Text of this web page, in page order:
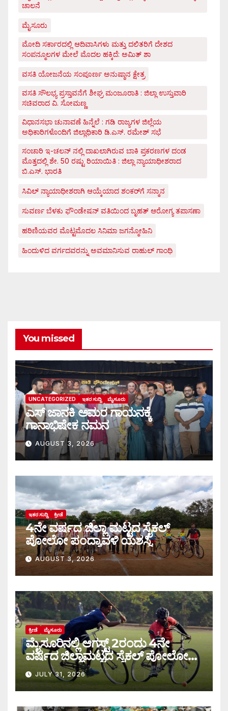
ಚಾಲನೆ
ಮೈಸೂರು
ಮೋದಿ ಸರ್ಕಾರದಲ್ಲಿ ಆದಿವಾಸಿಗಳು ಮತ್ತು ದಲಿತರಿಗೆ ದೇಶದ
ಸಂಪನ್ಮೂಲಗಳ ಮೇಲೆ ಮೊದಲ ಹಕ್ಕಿದೆ: ಅಮಿತ್ ಶಾ
ವಸತಿ ಯೋಜನೆಯ ಸಂಪೂರ್ಣ ಅನುಷ್ಠಾನ ಕ್ಷೇತ್ರ
ವಸತಿ ಸೌಲಭ್ಯ ಪ್ರಸ್ತಾವನೆಗೆ ಶೀಘ್ರ ಮಂಜೂರಾತಿ : ಜಿಲ್ಲಾ ಉಸ್ತುವಾರಿ
ಸಚಿವರಾದ ವಿ. ಸೋಮಣ್ಣ
ವಿಧಾನಸಭಾ ಚುನಾವಣೆ ಹಿನ್ನೆಲೆ : ಗಡಿ ರಾಜ್ಯಗಳ ಜಿಲ್ಲೆಯ
ಅಧಿಕಾರಿಗಳೊಂದಿಗೆ ಜಿಲ್ಲಾಧಿಕಾರಿ ಡಿ.ಎಸ್. ರಮೇಶ್ ಸಭೆ
ಸಂಚಾರಿ ಇ-ಚಲನ್ ನಲ್ಲಿ ದಾಖಲಾಗಿರುವ ಬಾಕಿ ಪ್ರಕರಣಗಳ ದಂಡ
ಮೊತ್ತದಲ್ಲಿ ಶೇ. 50 ರಷ್ಟು ರಿಯಾಯಿತಿ : ಜಿಲ್ಲಾ ನ್ಯಾಯಾಧೀಶರಾದ
ಬಿ.ಎಸ್. ಭಾರತಿ
ಸಿವಿಲ್ ನ್ಯಾಯಾಧೀಶರಾಗಿ ಆಯ್ಕೆಯಾದ ಶಂಕರ್‌ಗೆ ಸನ್ಮಾನ
ಸುವರ್ಣ ಬೆಳಕು ಫೌಂಡೇಷನ್ ವತಿಯಿಂದ ಬೃಹತ್ ಆರೋಗ್ಯ ತಪಾಸಣಾ
ಹರಿಣಿಯವರ ಮೊಟ್ಟಮೊದಲ ಸಿನಿಮಾ ಜಗನ್ಮೋಹಿನಿ
ಹಿಂದುಳಿದ ವರ್ಗದವರನ್ನು ಅವಮಾನಿಸುವ ರಾಹುಲ್ ಗಾಂಧಿ
You missed
UNCATEGORIZED ಇತರ ಸುದ್ದಿ ಮೈಸೂರು
ಎಸ್ ಜಾನಕಿ ಅಮರ ಗಾಯನಕ್ಕೆ
ಗಾನಾಭಿಷೇಕ ನಮನ
AUGUST 3, 2026
ಇತರ ಸುದ್ದಿ ಕ್ರೀಡೆ
4ನೇ ವರ್ಷದ ಜಿಲ್ಲಾ ಮಟ್ಟದ ಸೈಕಲ್
ಪೋಲೋ ಪಂದ್ಯಾವಳಿ ಯಶಸ್ವಿ
AUGUST 3, 2026
ಕ್ರೀಡೆ ಮೈಸೂರು
ಮೈಸೂರಿನಲ್ಲಿ ಆಗಸ್ಟ್‌ 2ರಂದು 4ನೇ
ವರ್ಷದ ಜಿಲ್ಲಾಮಟ್ಟದ ಸೈಕಲ್ ಪೋಲೋ
ಪಂದ್ಯಾವಳಿ
JULY 31, 2026